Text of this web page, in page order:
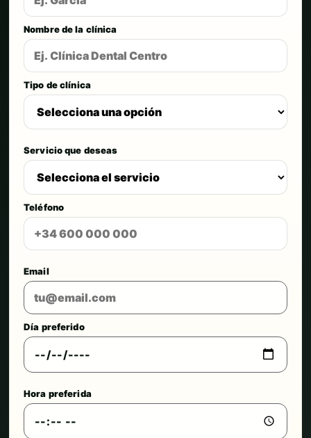
Nombre de la clínica
Tipo de clínica
Servicio que deseas
Teléfono
Email
Día preferido
Hora preferida